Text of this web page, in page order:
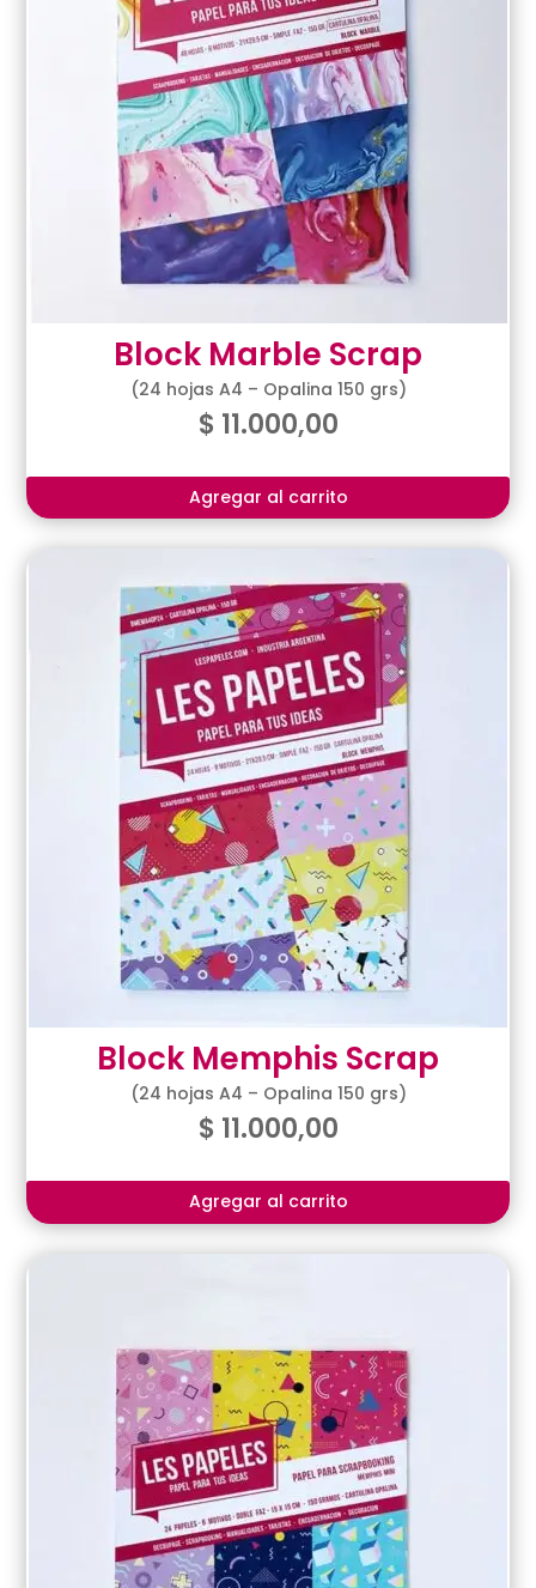
Block Marble Scrap
(24 hojas A4 – Opalina 150 grs)
$ 11.000,00
Agregar al carrito
Block Memphis Scrap
(24 hojas A4 – Opalina 150 grs)
$ 11.000,00
Agregar al carrito